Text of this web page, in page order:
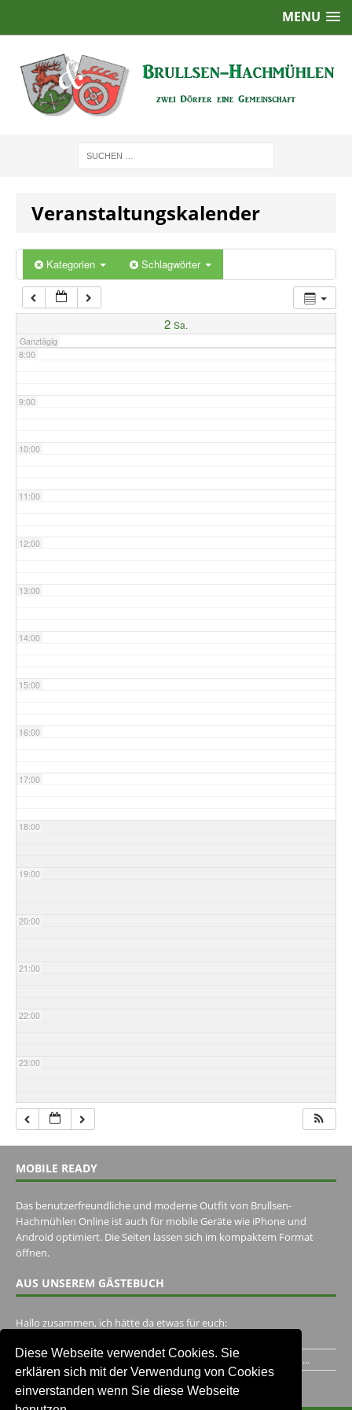
Diese Webseite verwendet Cookies. Sie
erklären sich mit der Verwendung von Cookies
einverstanden wenn Sie diese Webseite
MENU
Veranstaltungskalender
Kategorien Schlagwörter
2 Sa.
Ganztägig
2:00
5:00
7:00
8:00
9:00
10:00
11:00
12:00
13:00
14:00
15:00
16:00
17:00
18:00
19:00
20:00
21:00
22:00
23:00
MOBILE READY
Das benutzerfreundliche und moderne Outfit von Brullsen-
Hachmühlen Online ist auch für mobile Geräte wie iPhone und
Android optimiert. Die Seiten lassen sich im kompaktem Format
öffnen.
AUS UNSEREM GÄSTEBUCH
Hallo zusammen, ich hätte da etwas für euch:
Ich habe ein Jahr im Gasthaus Hugo Pape verbracht..Habe ihn...
Unser Gästebuch besuchen